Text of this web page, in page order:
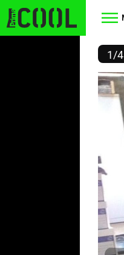
FUTURAMA
V8
1/4